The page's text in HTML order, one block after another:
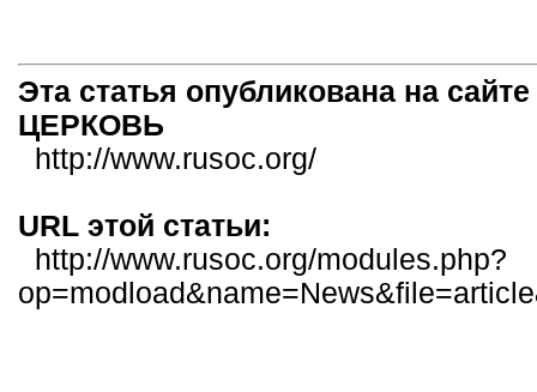
Эта статья опубликована на
ЦЕРКОВЬ
http://www.rusoc.org/
URL этой статьи:
http://www.rusoc.org/modules.php?